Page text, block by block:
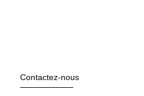
Contactez-nous